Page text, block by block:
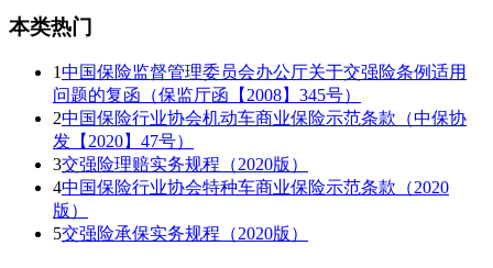
本类热门
1中国保险监督管理委员会办公厅关于交强险条例适用
问题的复函（保监厅函【2008】345号）
2中国保险行业协会机动车商业保险示范条款（中保协
发【2020】47号）
3交强险理赔实务规程（2020版）
4中国保险行业协会特种车商业保险示范条款（2020
版）
5交强险承保实务规程（2020版）